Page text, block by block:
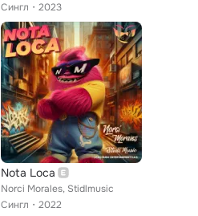
Сингл
2023
Nota Loca
Norci Morales, Stidlmusic
Сингл
2022